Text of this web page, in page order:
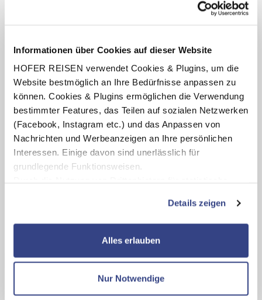
Informationen über Cookies auf dieser Website
HOFER REISEN verwendet Cookies & Plugins, um die
Website bestmöglich an Ihre Bedürfnisse anpassen zu
können. Cookies & Plugins ermöglichen die Verwendung
bestimmter Features, das Teilen auf sozialen Netzwerken
(Facebook, Instagram etc.) und das Anpassen von
Nachrichten und Werbeanzeigen an Ihre persönlichen
Interessen. Einige davon sind unerlässlich für
grundlegende Funktionsweisen.
zusätzliche Dienste bzw. Technologien von Drittanbietern
nutzen und uns sowie Dritten weitere Personalisierungen
ermöglichen, dabei kommt es auch zu Übermittlungen
Datenschutzseite
Mit Klick auf "Alles erlauben" stimmen Sie der
Details zeigen
Alles erlauben
Nur Notwendige
1 - 4 x Übernachtung im Hotel Sandwirth
Verpflegung: wahlweise Frühstücksbuffet oder
Halbpension mit Frühstücksbuffet, abends 3-Gang-Menü
1 Flasche Mineralwasser bei Ankunft am Zimmer
Benutzung des hoteleigenen Saunabereichs
(Öffnungszeiten lt. Aushang vor Ort oder online)
1 x Eintritt in den Minimundus (Öffnungszeiten lt. Aushang
vor Ort oder online)
Karte ansehen
Hotel Sandwirth